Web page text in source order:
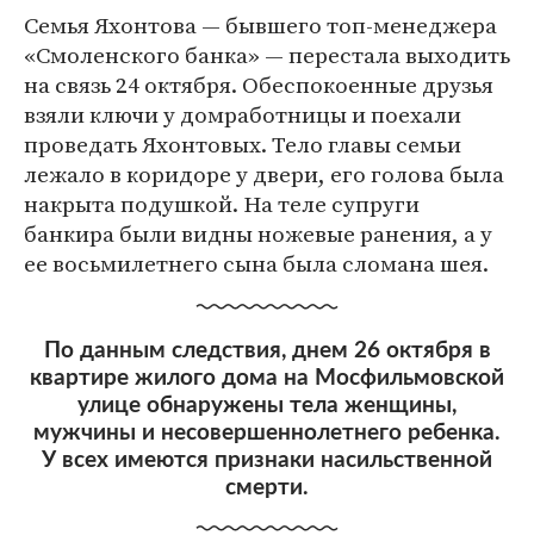
Семья Яхонтова — бывшего топ-менеджера
«Смоленского банка» — перестала выходить
на связь 24 октября. Обеспокоенные друзья
взяли ключи у домработницы и поехали
проведать Яхонтовых. Тело главы семьи
лежало в коридоре у двери, его голова была
накрыта подушкой. На теле супруги
банкира были видны ножевые ранения, а у
ее восьмилетнего сына была сломана шея.
По данным следствия, днем 26 октября в
квартире жилого дома на Мосфильмовской
улице обнаружены тела женщины,
мужчины и несовершеннолетнего ребенка.
У всех имеются признаки насильственной
смерти.